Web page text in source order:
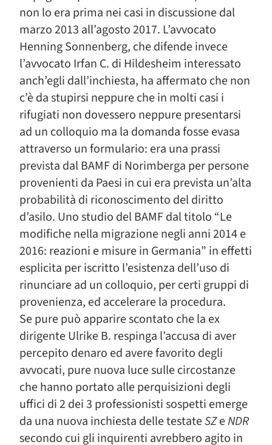
non lo era prima nei casi in discussione dal
marzo 2013 all’agosto 2017. L’avvocato
Henning Sonnenberg, che difende invece
l’avvocato Irfan C. di Hildesheim interessato
anch’egli dall’inchiesta, ha affermato che non
c’è da stupirsi neppure che in molti casi i
rifugiati non dovessero neppure presentarsi
ad un colloquio ma la domanda fosse evasa
attraverso un formulario: era una prassi
prevista dal BAMF di Norimberga per persone
provenienti da Paesi in cui era prevista un’alta
probabilità di riconoscimento del diritto
d’asilo. Uno studio del BAMF dal titolo “Le
modifiche nella migrazione negli anni 2014 e
2016: reazioni e misure in Germania” in effetti
esplicita per iscritto l’esistenza dell’uso di
rinunciare ad un colloquio, per certi gruppi di
provenienza, ed accelerare la procedura.
Se pure può apparire scontato che la ex
dirigente Ulrike B. respinga l’accusa di aver
percepito denaro ed avere favorito degli
avvocati, pure nuova luce sulle circostanze
che hanno portato alle perquisizioni degli
uffici di 2 dei 3 professionisti sospetti emerge
da una nuova inchiesta delle testateSZeNDR
secondo cui gli inquirenti avrebbero agito in